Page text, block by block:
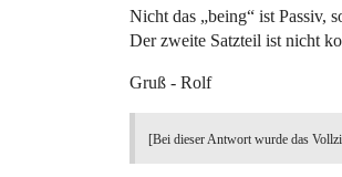
Nicht das „being“ ist Passiv,
Der zweite Satzteil ist nicht
Gruß - Rolf
[Bei dieser Antwort wurde das